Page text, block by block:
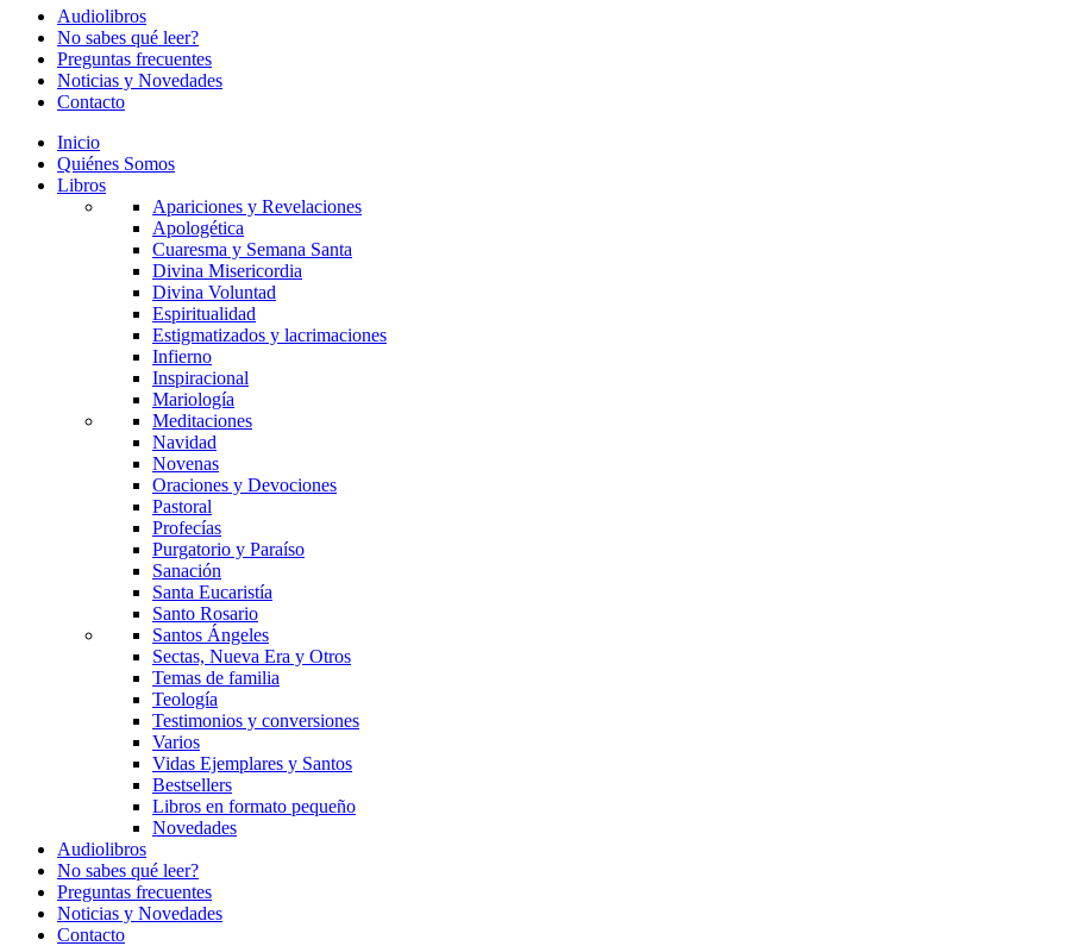
Audiolibros
No sabes qué leer?
Preguntas frecuentes
Noticias y Novedades
Contacto
Inicio
Quiénes Somos
Libros
Apariciones y Revelaciones
Apologética
Cuaresma y Semana Santa
Divina Misericordia
Divina Voluntad
Espiritualidad
Estigmatizados y lacrimaciones
Infierno
Inspiracional
Mariología
Meditaciones
Navidad
Novenas
Oraciones y Devociones
Pastoral
Profecías
Purgatorio y Paraíso
Sanación
Santa Eucaristía
Santo Rosario
Santos Ángeles
Sectas, Nueva Era y Otros
Temas de familia
Teología
Testimonios y conversiones
Varios
Vidas Ejemplares y Santos
Bestsellers
Libros en formato pequeño
Novedades
Audiolibros
No sabes qué leer?
Preguntas frecuentes
Noticias y Novedades
Contacto